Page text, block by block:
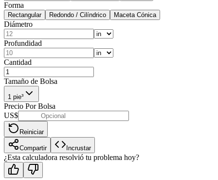
Forma
Rectangular Redondo / Cilíndrico Maceta Cónica
Diámetro
Profundidad
Cantidad
Tamaño de Bolsa
1 pie³
Precio Por Bolsa
US$
Reiniciar
Compartir Incrustar
¿Esta calculadora resolvió tu problema hoy?